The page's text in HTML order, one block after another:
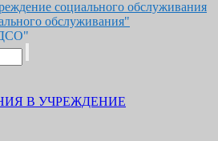
социального обслуживания
обслуживания"
В УЧРЕЖДЕНИЕ